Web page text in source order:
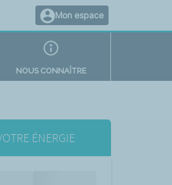
Mon espace
NOUS CONNAÎTRE
ÉNERGIE